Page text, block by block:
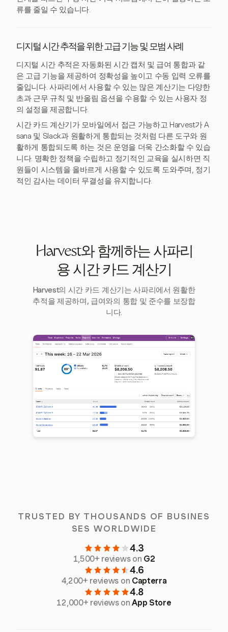
류를 줄일 수 있습니다.
디지털 시간 추적을 위한 고급 기능 및 모범 사례
디지털 시간 추적은 자동화된 시간 캡처 및 급여 통합과 같
은 고급 기능을 제공하여 정확성을 높이고 수동 입력 오류를
줄입니다. 사파리에서 사용할 수 있는 많은 계산기는 다양한
초과 근무 규칙 및 반올림 옵션을 수용할 수 있는 사용자 정
의 설정을 제공합니다.
시간 카드 계산기가 모바일에서 접근 가능하고 Harvest가 A
sana 및 Slack과 원활하게 통합되는 것처럼 다른 도구와 원
활하게 통합되도록 하는 것은 운영을 더욱 간소화할 수 있습
니다. 명확한 정책을 수립하고 정기적인 교육을 실시하면 직
원들이 시스템을 올바르게 사용할 수 있도록 도와주며, 정기
적인 감사는 데이터 무결성을 유지합니다.
Harvest와 함께하는 사파리
용 시간 카드 계산기
Harvest의 시간 카드 계산기는 사파리에서 원활한
추적을 제공하며, 급여와의 통합 및 준수를 보장합
니다.
TRUSTED BY THOUSANDS OF BUSINES
SES WORLDWIDE
4.3
1,500+ reviews on G2
4.6
4,200+ reviews on Capterra
4.8
12,000+ reviews onApp Store